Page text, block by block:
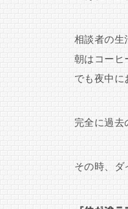
相談者の生
朝はコーヒ
でも夜中に
完全に過去
その時、ダ